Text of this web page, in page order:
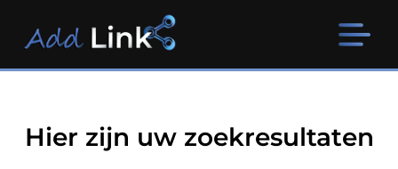
Hier zijn uw zoekresultaten